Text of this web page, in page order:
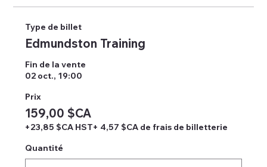
Type de billet
Edmundston Training
Fin de la vente
02 oct., 19:00
Prix
159,00 $CA
+23,85 $CA HST+ 4,57 $CA de frais de billetterie
Quantité